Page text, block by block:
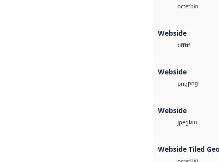
octetbin
Webside
tifftif
Webside
pngpng
Webside
jpegbin
Webside Tiled
bin